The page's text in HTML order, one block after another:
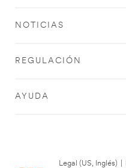
NOTICIAS
REGULACIÓN
AYUDA
Legal (US, Inglés)